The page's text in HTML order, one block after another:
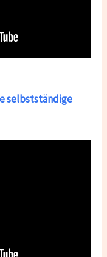
selbstständige